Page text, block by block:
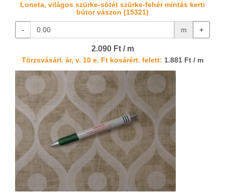
Loneta, világos szürke-sötét szürke-fehér mintás kerti
bútor vászon (15321)
- m +
2.090 Ft / m
Törzsvásárl. ár, v. 10 e. Ft kosárért. felett: 1.881 Ft / m